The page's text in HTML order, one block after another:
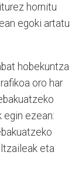
hornitu
egoki artatu
hobekuntza
oro har
egin ezean:
eta